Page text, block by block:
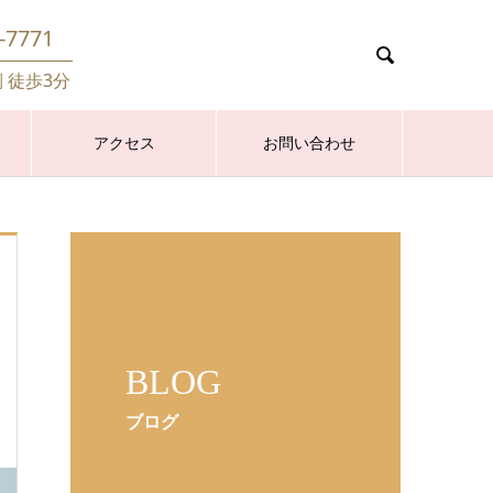
徒歩3分

アクセス お問い合わせ
BLOG
ブログ